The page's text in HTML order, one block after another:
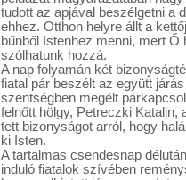
tudott az apjával beszélgetni a
ehhez. Otthon helyre állt a
bűnből Istenhez menni, mert
szólhatunk hozzá.
A nap folyamán két
fiatal pár beszélt az együtt
szentségben megélt
felnőtt hölgy, Petreczki Katalin,
tett bizonyságot arról, hogy
ki Isten.
A tartalmas csendesnap
induló fiatalok szívében